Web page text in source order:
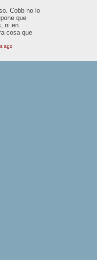
Cobb no lo
que
ni en
cosa que
ago